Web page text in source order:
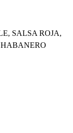
SALSA ROJA,